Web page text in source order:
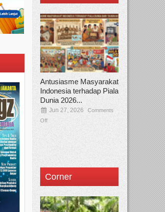
Antusiasme Masyarakat
Indonesia terhadap Piala
Dunia 2026...
Jun 27, 2026
Comments
Off
Corner